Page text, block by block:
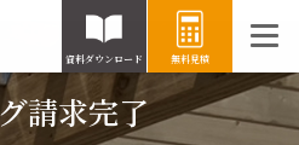
資料ダウンロード 無料見積
請求完了